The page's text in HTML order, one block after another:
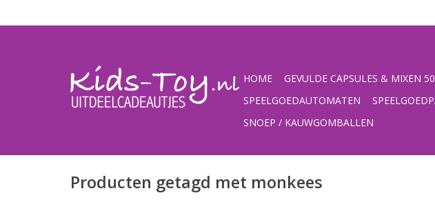
HOME GEVULDE CAPSULES & MIXEN
SPEELGOEDAUTOMATEN
SNOEP / KAUWGOMBALLEN
Producten getagd met monkees